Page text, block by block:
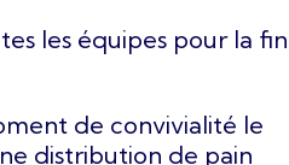
les équipes pour la fin
de convivialité le
distribution de pain